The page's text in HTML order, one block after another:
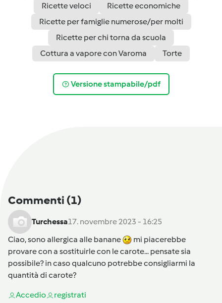
Ricette veloci
Ricette economiche
Ricette per famiglie numerose/per molti
Ricette per chi torna da scuola
Cottura a vapore con Varoma
Torte
Versione stampabile/pdf
Commenti (1)
Turchessa17. novembre 2023 - 16:25
Ciao, sono allergica alle banane
mi piacerebbe
provare con a sostituirle con le carote... pensate sia
possibile? in caso qualcuno potrebbe consigliarmi la
quantità di carote?
Accedio registrati